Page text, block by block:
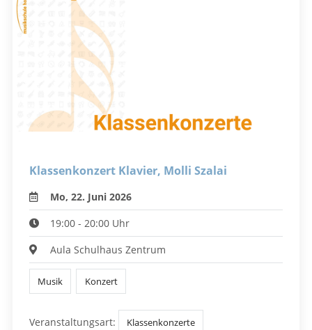
Klassenkonzert Klavier, Molli Szalai
Mo, 22. Juni 2026
19:00 - 20:00 Uhr
Aula Schulhaus Zentrum
Musik Konzert
Veranstaltungsart: Klassenkonzerte